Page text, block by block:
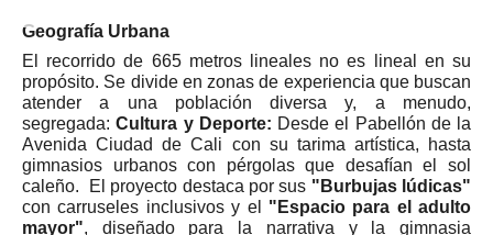
Geografía Urbana
El recorrido de 665 metros lineales no es lineal en su
propósito. Se divide en zonas de experiencia que buscan
atender a una población diversa y, a menudo,
segregada:Cultura y Deporte: Desde el Pabellón de la
Avenida Ciudad de Cali con su tarima artística, hasta
gimnasios urbanos con pérgolas que desafían el sol
caleño. El proyecto destaca por sus "Burbujas lúdicas"
con carruseles inclusivos y el "Espacio para el adulto
mayor", diseñado para la narrativa y la gimnasia